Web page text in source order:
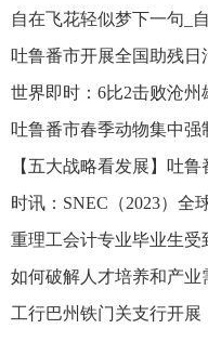
吐鲁番市开展全国助残日
世界即时：6比2击败沧
吐鲁番市春季动物集中
工行巴州铁门关支行开